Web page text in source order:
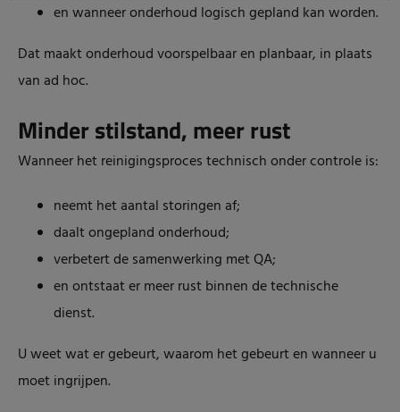
en wanneer onderhoud logisch gepland kan worden.
Dat maakt onderhoud voorspelbaar en planbaar, in plaats
van ad hoc.
Minder stilstand, meer rust
Wanneer het reinigingsproces technisch onder controle is:
neemt het aantal storingen af;
daalt ongepland onderhoud;
verbetert de samenwerking met QA;
en ontstaat er meer rust binnen de technische
dienst.
U weet wat er gebeurt, waarom het gebeurt en wanneer u
moet ingrijpen.